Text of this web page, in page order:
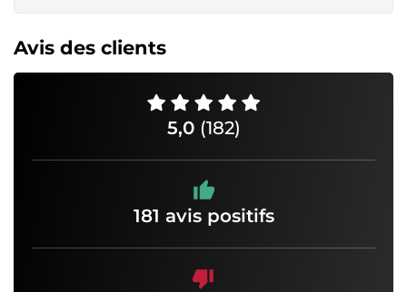
Avis des clients
5,0 (182)
181 avis positifs